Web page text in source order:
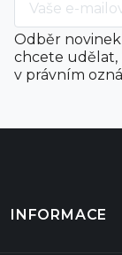
Odběr
chcete udělat,
v právním
INFORMACE